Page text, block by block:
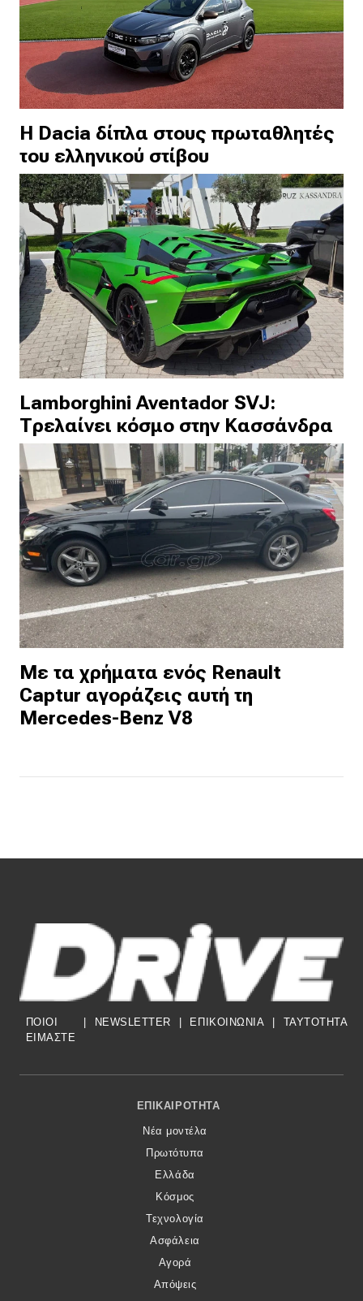
H Dacia δίπλα στους πρωταθλητές
του ελληνικού στίβου
Lamborghini Aventador SVJ:
Τρελαίνει κόσμο στην Κασσάνδρα
Με τα χρήματα ενός Renault
Captur αγοράζεις αυτή τη
Mercedes-Benz V8
ΠΟΙΟΙ
ΕΙΜΑΣΤΕ
| NEWSLETTER | ΕΠΙΚΟΙΝΩΝΙΑ | TAYTOTHTA
Footer Menu
ΕΠΙΚΑΙΡΌΤΗΤΑ
Νέα μοντέλα
Πρωτότυπα
Ελλάδα
Κόσμος
Τεχνολογία
Ασφάλεια
Αγορά
Απόψεις